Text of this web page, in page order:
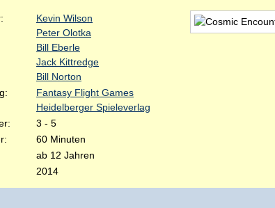
Kevin Wilson
Peter Olotka
Bill Eberle
Jack Kittredge
Bill Norton
Fantasy Flight Games
Heidelberger Spieleverlag
3 - 5
60 Minuten
ab 12 Jahren
2014